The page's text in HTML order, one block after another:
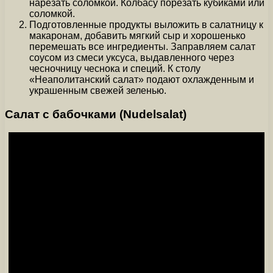
нарезать соломкой. Колбасу порезать кубиками или
соломкой.
Подготовленные продукты выложить в салатницу к
макаронам, добавить мягкий сыр и хорошенько
перемешать все ингредиенты. Заправляем салат
соусом из смеси уксуса, выдавленного через
чесночницу чеснока и специй. К столу
«Неаполитанский салат» подают охлажденным и
украшенным свежей зеленью.
Салат с бабочками (Nudelsalat)